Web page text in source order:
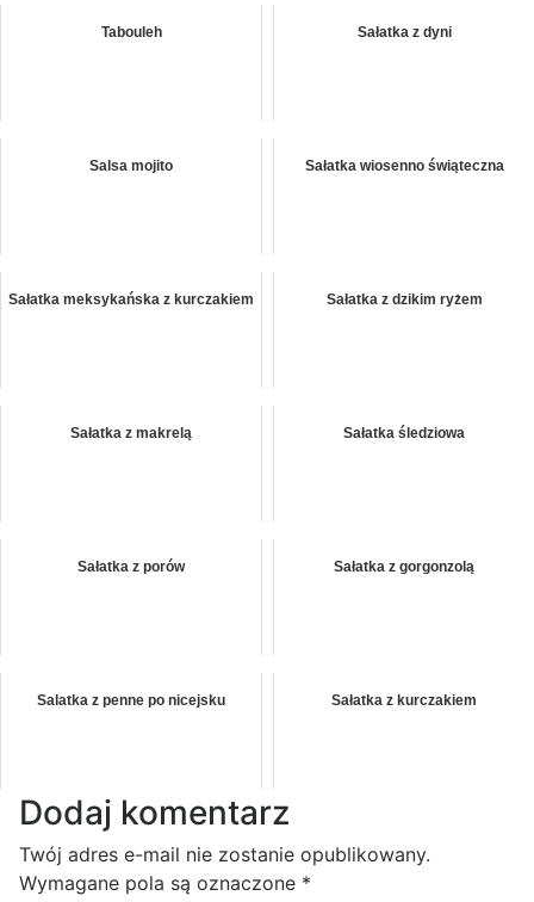
Tabouleh Sałatka z dyni
Salsa mojito Sałatka wiosenno świąteczna
Sałatka meksykańska z kurczakiem Sałatka z dzikim ryżem
Sałatka z makrelą Sałatka śledziowa
Sałatka z porów Sałatka z gorgonzolą
Salatka z penne po nicejsku Sałatka z kurczakiem
Dodaj komentarz
Twój adres e-mail nie zostanie opublikowany.
Wymagane pola są oznaczone *